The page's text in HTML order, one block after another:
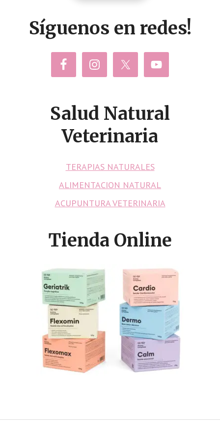
Síguenos en redes!
Salud Natural
Veterinaria
TERAPIAS NATURALES
ALIMENTACION NATURAL
ACUPUNTURA VETERINARIA
Tienda Online